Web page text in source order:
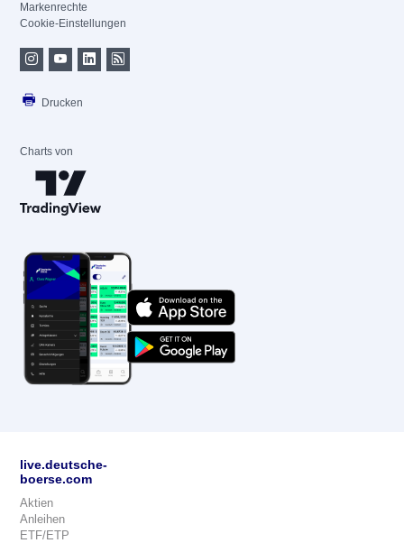
Markenrechte
Cookie-Einstellungen
Drucken
Charts von
live.deutsche-
boerse.com
Aktien
Anleihen
ETF/ETP